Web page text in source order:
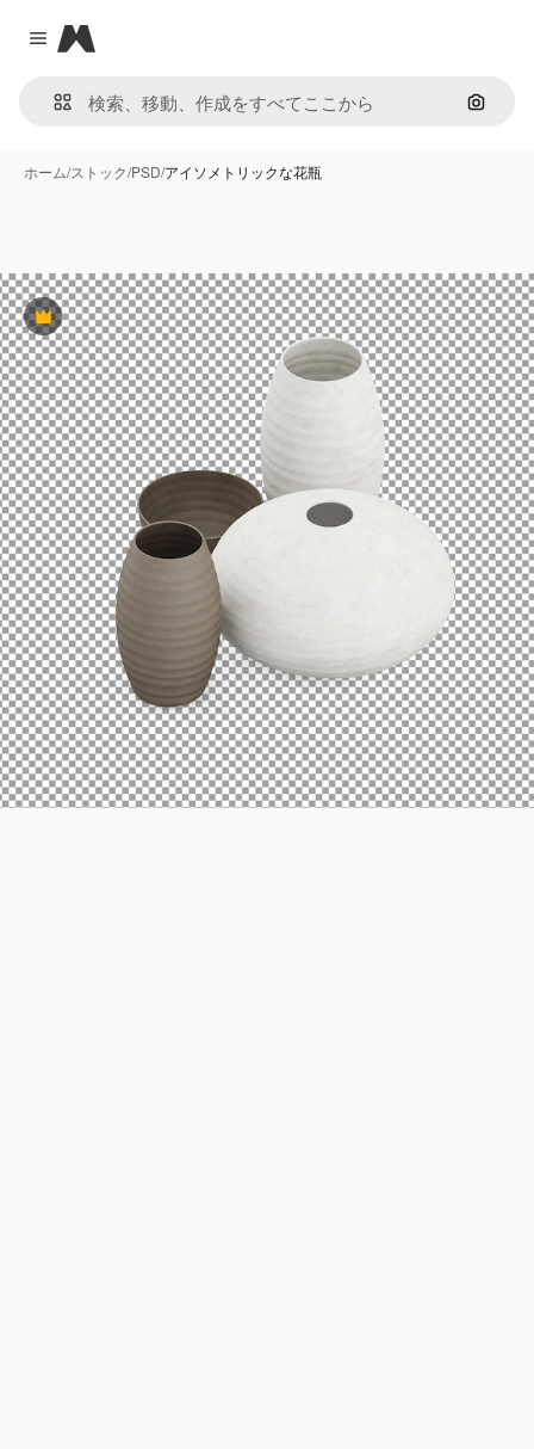
Close menu
Magnific
画像で
ホーム/ストック/PSD/アイソメトリックな花瓶
Premium